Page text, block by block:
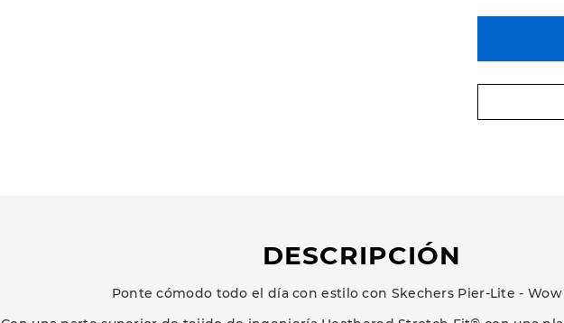
DESCRIPCIÓN
Ponte cómodo todo el día con estilo con Skechers Pier-Lite - Wow